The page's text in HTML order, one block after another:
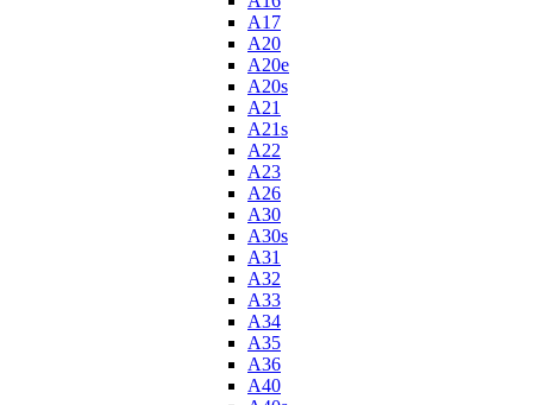
A17
A20
A20e
A20s
A21
A21s
A22
A23
A26
A30
A30s
A31
A32
A33
A34
A35
A36
A40